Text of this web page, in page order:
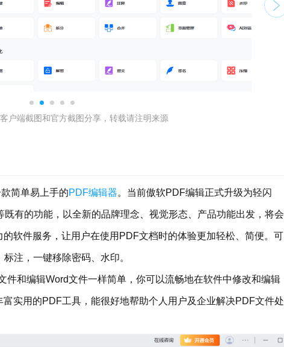
户端截图和官方截图分享，转载请注明来源
简单易上手的PDF编辑器。当前傲软PDF编辑正式升级为轻闪
既有的功能，以全新的品牌理念、视觉形态、产品功能出发，将会
软件服务，让用户在使用PDF文档时的体验更加轻松、简便。可
注，一键移除密码、水印。
和编辑Word文件一样简单，你可以流畅地在软件中修改和编辑
实用的PDF工具，能很好地帮助个人用户及企业解决PDF文件处